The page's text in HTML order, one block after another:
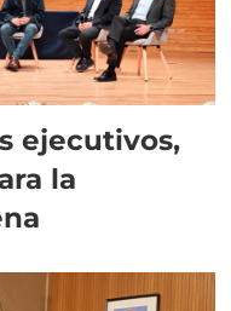
ejecutivos,
la